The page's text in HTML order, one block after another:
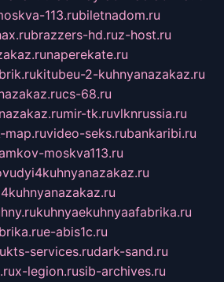
113.rubiletnadom.ru
brazzers-hd.ruz-host.ru
naperekate.ru
kitubeu-2-kuhnyanazakaz.ru
cs-68.ru
mir-tk.ruvlknrussia.ru
video-seks.rubankaribi.ru
moskva113.ru
kuhnyaekuhnyaafabrika.ru
e-abis1c.ru
kts-services.rudark-sand.ru
x-legion.rusib-archives.ru